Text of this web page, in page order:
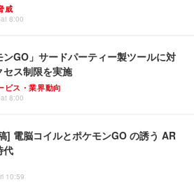
威
8:00
ンGO」サードパーティー製ツールに対
セス制限を実施
ビス・業界動向
8:00
] 電脳コイルとポケモンGO の誘う AR
代
10:59